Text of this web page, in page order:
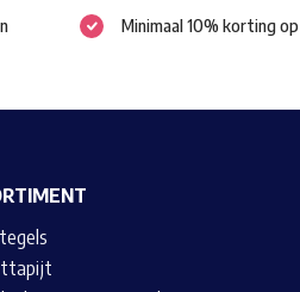
Minimaal 10% korting